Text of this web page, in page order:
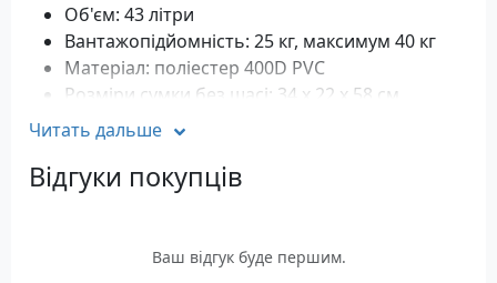
Об'єм: 43 літри
Вантажопідйомність: 25 кг, максимум 40 кг
Матеріал: поліестер 400D PVC
Розміри сумки без шасі: 34 x 22 x 58 см
Розміри: 39 x 31 x 105 см, складена 39 x 21.5 x
105 см
Вага: 2.26 кг
Колір: Azul
Читать дальше
Відгуки покупців
Ваш відгук буде першим.